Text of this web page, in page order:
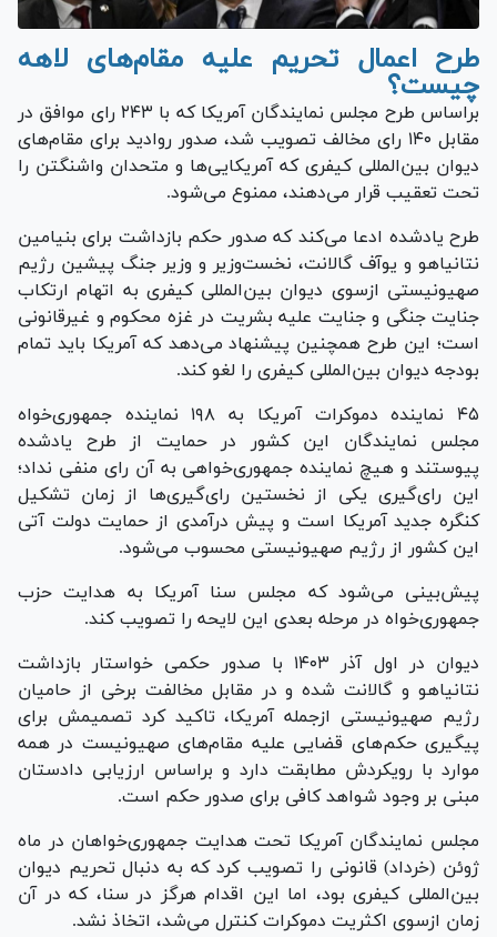
طرح اعمال تحریم علیه مقام‌های لاهه
چیست؟
براساس طرح مجلس نمایندگان آمریکا که با ۲۴۳ رای موافق در
مقابل ۱۴۰ رای مخالف تصویب شد، صدور روادید برای مقام‌های
دیوان بین‌المللی کیفری که آمریکایی‌ها و متحدان واشنگتن را
تحت تعقیب قرار می‌دهند، ممنوع می‌شود.
طرح یادشده ادعا می‌کند که صدور حکم بازداشت برای بنیامین
نتانیاهو و یوآف گالانت، نخست‌وزیر و وزیر جنگ پیشین رژیم
صهیونیستی ازسوی دیوان بین‌المللی کیفری به اتهام ارتکاب
جنایت جنگی و جنایت علیه بشریت در غزه محکوم و غیرقانونی
است؛ این طرح همچنین پیشنهاد می‌دهد که آمریکا باید تمام
بودجه دیوان بین‌المللی کیفری را لغو کند.
۴۵ نماینده دموکرات آمریکا به ۱۹۸ نماینده جمهوری‌خواه
مجلس نمایندگان این کشور در حمایت از طرح یادشده
پیوستند و هیچ نماینده جمهوری‌خواهی به آن رای منفی نداد؛
این رای‌گیری یکی از نخستین رای‌گیری‌ها از زمان تشکیل
کنگره جدید آمریکا است و پیش درآمدی از حمایت دولت آتی
این کشور از رژیم صهیونیستی محسوب می‌شود.
پیش‌بینی می‌شود که مجلس سنا آمریکا به هدایت حزب
جمهوری‌خواه در مرحله بعدی این لایحه را تصویب کند.
دیوان در اول آذر ۱۴۰۳ با صدور حکمی خواستار بازداشت
نتانیاهو و گالانت شده و در مقابل مخالفت برخی از حامیان
رژیم صهیونیستی ازجمله آمریکا، تاکید کرد تصمیمش برای
پیگیری حکم‌های قضایی علیه مقام‌های صهیونیست در همه
موارد با رویکردش مطابقت دارد و براساس ارزیابی دادستان
مبنی بر وجود شواهد کافی برای صدور حکم است.
مجلس نمایندگان آمریکا تحت هدایت جمهوری‌خواهان در ماه
ژوئن (خرداد) قانونی را تصویب کرد که به دنبال تحریم دیوان
بین‌المللی کیفری بود، اما این اقدام هرگز در سنا، که در آن
زمان ازسوی اکثریت دموکرات کنترل می‌شد، اتخاذ نشد.